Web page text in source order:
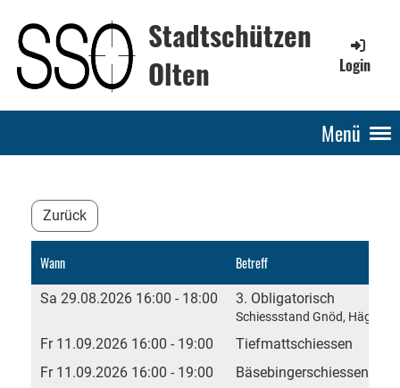
Stadtschützen
Olten
Login
Menü
Zurück
Wann Betreff
Sa 29.08.2026 16:00 - 18:00 3. Obligatorisch
Schiessstand Gnöd,
Fr 11.09.2026 16:00 - 19:00
Tiefmattschiessen
Fr 11.09.2026 16:00 - 19:00
Bäsebingerschiessen